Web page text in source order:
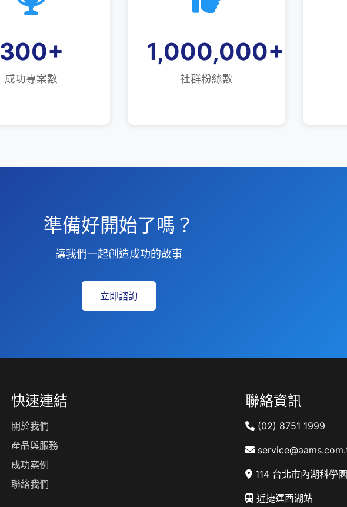
300+
成功專案數
1,000,000+
社群粉絲數
準備好開始了嗎？
讓我們一起創造成功的故事
立即諮詢
快速連結
關於我們
產品與服務
成功案例
聯絡我們
聯絡資訊
(02) 8751 1999
114 台北市內湖科學
近捷運西湖站